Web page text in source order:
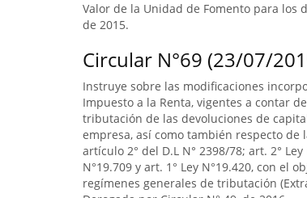
Valor de la Unidad de Fomento para los
de 2015.
Circular N°69 (23/07/
Instruye sobre las modificaciones
Impuesto a la Renta, vigentes a contar
tributación de las devoluciones de
empresa, así como también respecto
artículo 2° del D.L N° 2398/78; art. 2°
N°19.709 y art. 1° Ley N°19.420, con el
regímenes generales de tributación